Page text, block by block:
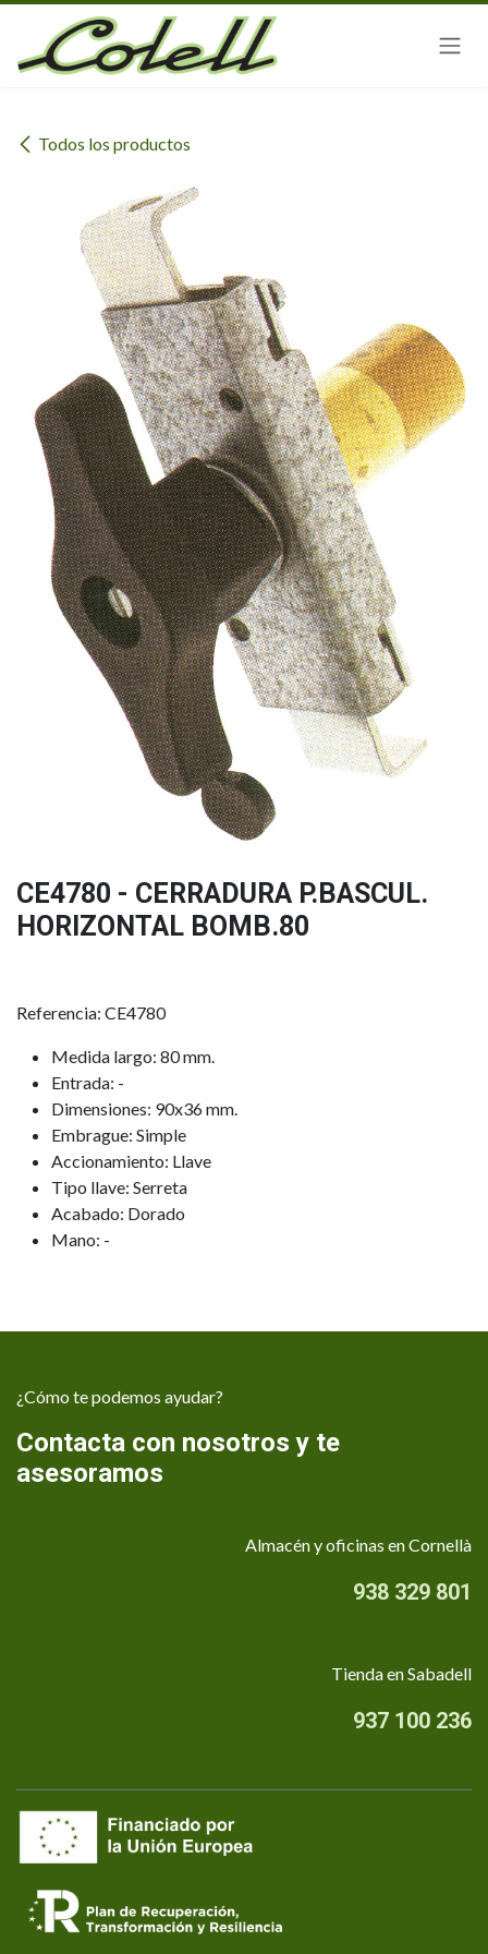
Ir al contenido
Todos los productos
CE4780 - CERRADURA P.BASCUL.
HORIZONTAL BOMB.80
Referencia: CE4780
Medida largo: 80 mm.
Entrada: -
Dimensiones: 90x36 mm.
Embrague: Simple
Accionamiento: Llave
Tipo llave: Serreta
Acabado: Dorado
Mano: -
¿Cómo te podemos ayudar?
Contacta con nosotros y te
asesoramos
Almacén y oficinas en Cornellà
938 329 801
Tienda en Sabadell
937 100 236